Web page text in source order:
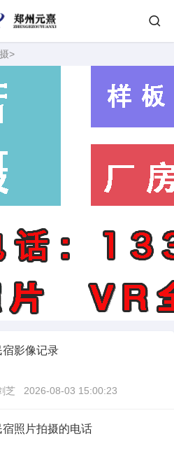
>
宿影像记录
芝 2026-08-03 15:00:23
宿照片拍摄的电话